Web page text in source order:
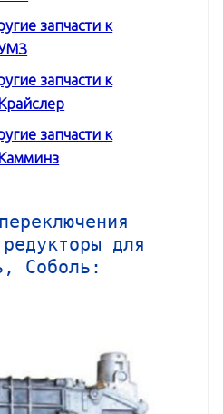
запчасти к
запчасти к
запчасти к
для
Соболь: